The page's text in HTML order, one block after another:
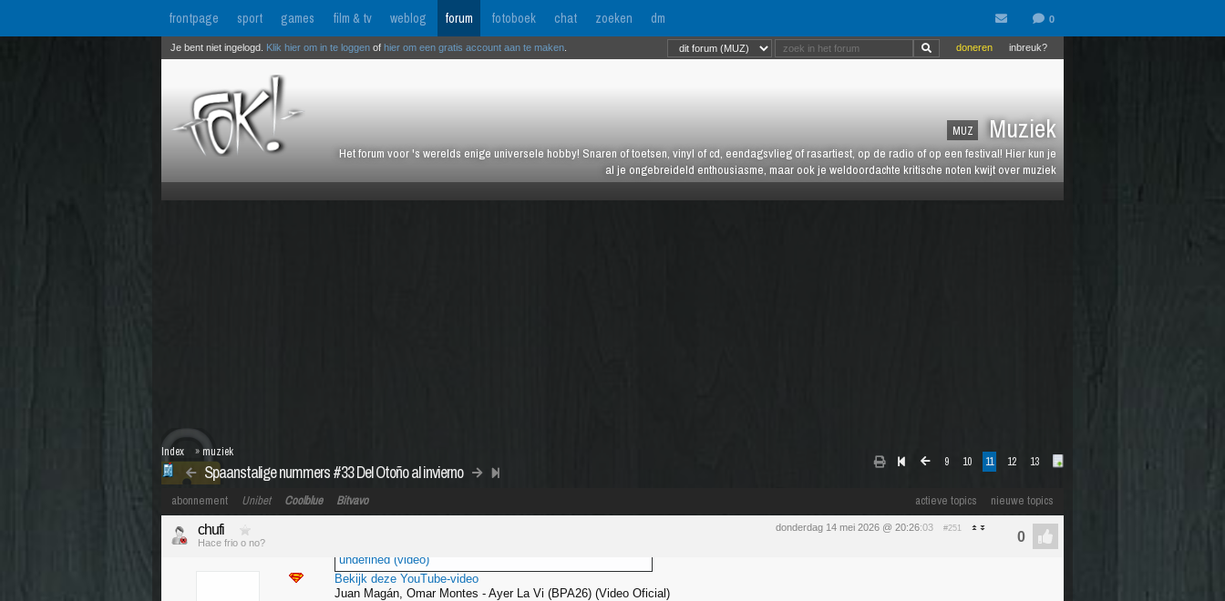
frontpage sport games film & tv weblog forum fotoboek chat zoeken dm
MUZ Muziek
Het forum voor 's werelds enige universele hobby! Snaren of toetsen, vinyl of cd, eendagsvlieg of rasartiest, op de radio of op een festival! Hier kun je
al je ongebreideld enthousiasme, maar ook je weldoordachte kritische noten kwijt over muziek
inbreuk?
doneren
Je bent niet ingelogd. Klik hier om in te loggen of hier om een gratis account aan te maken
9 10 11 12 13
Spaanstalige nummers #33 Del Otoño al invierno
Index » muziek
actieve topics nieuwe topics
abonnement Unibet Coolblue Bitvavo
donderdag 14 mei 2026 @ 20:26:03 #251
chufi
Hace frio o no?
undefined (video)
Bekijk deze YouTube-video
Juan Magán, Omar Montes - Ayer La Vi (BPA26) (Video Oficial)